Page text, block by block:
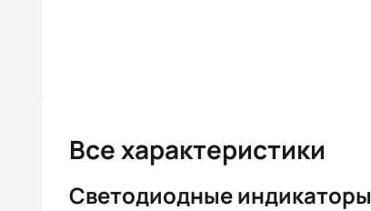
Все характеристики
Светодиодные индикаторы